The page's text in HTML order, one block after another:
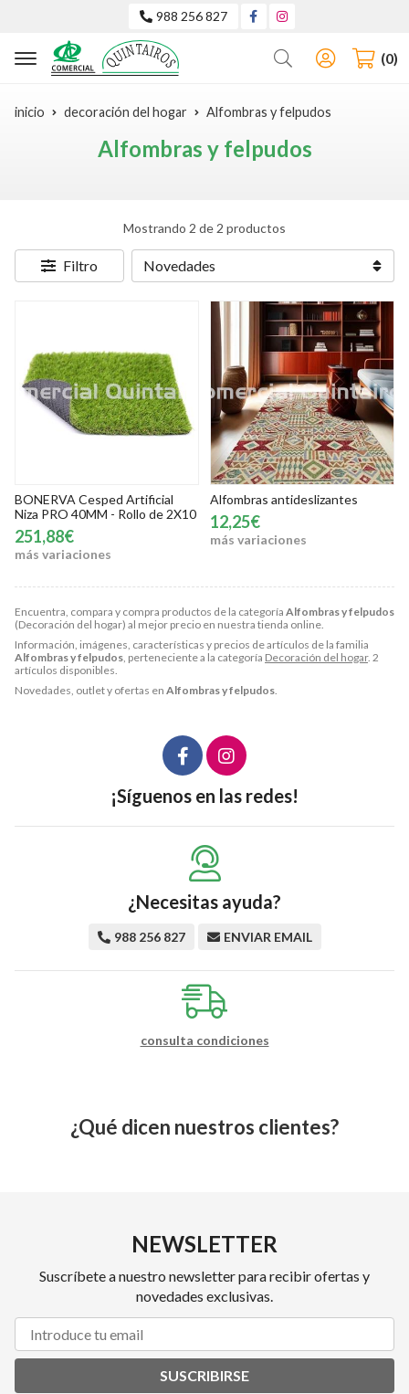
988 256 827
Buscar 0
inicio decoración del hogar Alfombras y felpudos
Alfombras y felpudos
Encuentra, compara y compra productos de la categoría Alfombras y felpudos
(Decoración del hogar) al mejor precio en nuestra tienda online.
Información, imágenes, características y precios de artículos de la familia
Alfombras y felpudos, perteneciente a la categoría Decoración del hogar. 2
artículos disponibles.
Novedades, outlet y ofertas en Alfombras y felpudos.
Mostrando 2 de 2 productos
Filtro
BONERVA Cesped Artificial
Niza PRO 40MM - Rollo de 2X10
251,88€
más variaciones
Alfombras antideslizantes
12,25€
más variaciones
¡Síguenos en las redes!
¿Necesitas ayuda?
988 256 827 ENVIAR EMAIL
consulta condiciones
¿Qué dicen nuestros clientes?
NEWSLETTER
Suscríbete a nuestro newsletter para recibir ofertas y
novedades exclusivas.
SUSCRIBIRSE